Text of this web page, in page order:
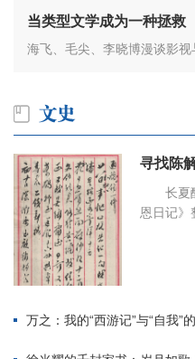
当类型文学成为一种拯救
海飞、毛尖、李晓博漫谈影
寻找陈
长夏
恩日记
万之：我的“西游记”与“自我”